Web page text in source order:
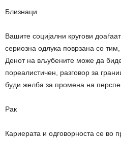
Близнаци
Вашите социјални кругови
сериозна одлука поврзана со тим,
Денот на вљубените може да
пореалистичен, разговор за
буди желба за промена на
Рак
Кариерата и одговорноста се во